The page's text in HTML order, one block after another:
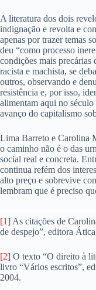
A literatura dos dois
indignação e revolta e
apenas por trazer temas
deu “como processo
condições mais precárias
racista e machista, se
outros, observando e
resistência e, por isso,
alimentam aqui no
avanço do capitalismo
Lima Barreto e Carolina
o caminho não é o das
social real e concreta.
continua refém dos
alto preço e sobrevive
lembram que é preciso
[1] As citações de
de despejo”, editora
[2] O texto “O direito à
livro “Vários escritos”,
2004.